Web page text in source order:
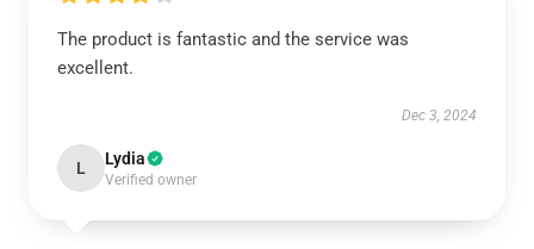
The product is fantastic and the service was
excellent.
Dec 3, 2024
L Lydia
Verified owner